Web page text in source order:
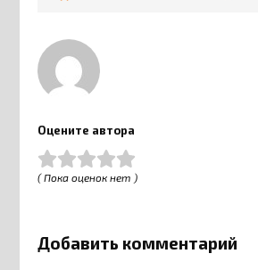
Оцените автора
( Пока оценок нет )
Добавить комментарий